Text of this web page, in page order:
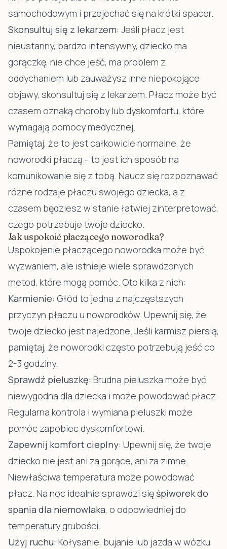
samochodowym i przejechać się na krótki spacer.
Skonsultuj się z lekarzem: Jeśli płacz jest
nieustanny, bardzo intensywny, dziecko ma
gorączkę, nie chce jeść, ma problem z
oddychaniem lub zauważysz inne niepokojące
objawy, skonsultuj się z lekarzem. Płacz może być
czasem oznaką choroby lub dyskomfortu, które
wymagają pomocy medycznej.
Pamiętaj, że to jest całkowicie normalne, że
noworodki płaczą - to jest ich sposób na
komunikowanie się z tobą. Naucz się rozpoznawać
różne rodzaje płaczu swojego dziecka, a z
czasem będziesz w stanie łatwiej zinterpretować,
czego potrzebuje twoje dziecko.
Jak uspokoić płaczącego noworodka?
Uspokojenie płaczącego noworodka może być
wyzwaniem, ale istnieje wiele sprawdzonych
metod, które mogą pomóc. Oto kilka z nich:
Karmienie: Głód to jedna z najczęstszych
przyczyn płaczu u noworodków. Upewnij się, że
twoje dziecko jest najedzone. Jeśli karmisz piersią,
pamiętaj, że noworodki często potrzebują jeść co
2-3 godziny.
Sprawdź pieluszkę: Brudna pieluszka może być
niewygodna dla dziecka i może powodować płacz.
Regularna kontrola i wymiana pieluszki może
pomóc zapobiec dyskomfortowi.
Zapewnij komfort cieplny: Upewnij się, że twoje
dziecko nie jest ani za gorące, ani za zimne.
Niewłaściwa temperatura może powodować
płacz. Na noc idealnie sprawdzi się śpiworek do
spania dla niemowlaka, o odpowiedniej do
temperatury grubości.
Użyj ruchu: Kołysanie, bujanie lub jazda w wózku